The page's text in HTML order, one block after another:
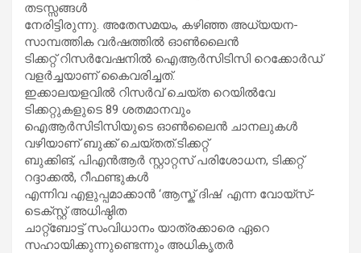
തടസ്സങ്ങള്‍
നേരിട്ടിരുന്നു. അതേസമയം, കഴിഞ്ഞ അധ്യയന-
സാമ്പത്തിക വർഷത്തില്‍ ഓണ്‍ലൈൻ
ടിക്കറ്റ് റിസർവേഷനില്‍ ഐആർസിടിസി റെക്കോർഡ്
വളർച്ചയാണ് കൈവരിച്ചത്.
ഇക്കാലയളവില്‍ റിസർവ് ചെയ്ത റെയില്‍വേ
ടിക്കറ്റുകളുടെ 89 ശതമാനവും
ഐആർസിടിസിയുടെ ഓണ്‍ലൈൻ ചാനലുകള്‍
വഴിയാണ് ബുക്ക് ചെയ്തത്.ടിക്കറ്റ്
ബുക്കിങ്, പിഎൻആർ സ്റ്റാറ്റസ് പരിശോധന, ടിക്കറ്റ്
റദ്ദാക്കല്‍, റീഫണ്ടുകള്‍
എന്നിവ എളുപ്പമാക്കാൻ ‘ആസ്ക് ദിഷ’ എന്ന വോയ്സ്-
ടെക്സ്റ്റ് അധിഷ്ഠിത
ചാറ്റ്ബോട്ട് സംവിധാനം യാത്രക്കാരെ ഏറെ
സഹായിക്കുന്നുണ്ടെന്നും അധികൃതർ